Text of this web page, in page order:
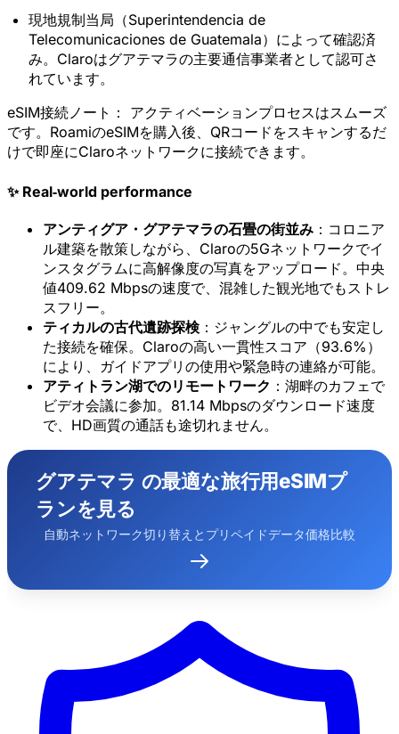
現地規制当局（Superintendencia de
Telecomunicaciones de Guatemala）によって確認済
み。Claroはグアテマラの主要通信事業者として認可さ
れています。
eSIM接続ノート：
アクティベーションプロセスはスムーズ
です。RoamiのeSIMを購入後、QRコードをスキャンするだ
けで即座にClaroネットワークに接続できます。
✨ Real‑world performance
アンティグア・グアテマラの石畳の街並み ：コロニア
ル建築を散策しながら、Claroの5Gネットワークでイ
ンスタグラムに高解像度の写真をアップロード。中央
値409.62 Mbpsの速度で、混雑した観光地でもストレ
スフリー。
ティカルの古代遺跡探検 ：ジャングルの中でも安定し
た接続を確保。Claroの高い一貫性スコア（93.6%）
により、ガイドアプリの使用や緊急時の連絡が可能。
アティトラン湖でのリモートワーク ：湖畔のカフェで
ビデオ会議に参加。81.14 Mbpsのダウンロード速度
で、HD画質の通話も途切れません。
グアテマラ の最適な旅行用eSIMプ
ランを見る
自動ネットワーク切り替えとプリペイドデータ価格比較